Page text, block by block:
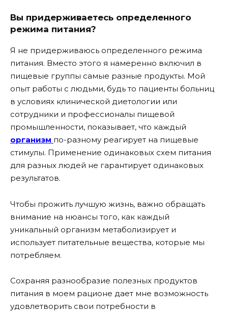
Вы придерживаетесь определенного
режима питания?
Я не придерживаюсь определенного режима
питания. Вместо этого я намеренно включил в
пищевые группы самые разные продукты. Мой
опыт работы с людьми, будь то пациенты больниц
в условиях клинической диетологии или
сотрудники и профессионалы пищевой
промышленности, показывает, что каждый
организм по-разному реагирует на пищевые
стимулы. Применение одинаковых схем питания
для разных людей не гарантирует одинаковых
результатов.
Чтобы прожить лучшую жизнь, важно обращать
внимание на нюансы того, как каждый
уникальный организм метаболизирует и
использует питательные вещества, которые мы
потребляем.
Сохраняя разнообразие полезных продуктов
питания в моем рационе дает мне возможность
удовлетворить свои потребности в